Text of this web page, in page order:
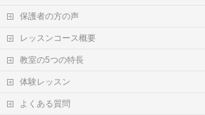
保護者の方の声
レッスンコース概要
教室の5つの特長
体験レッスン
よくある質問